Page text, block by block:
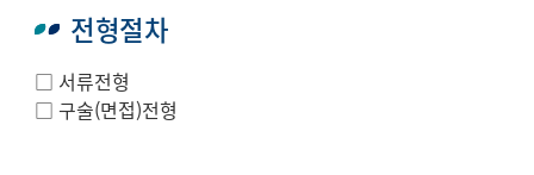
전형절차
□ 서류전형
□ 구술(면접)전형